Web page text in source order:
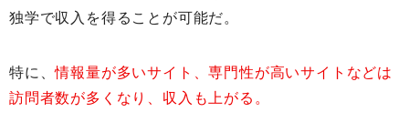
独学で収入を得ることが可能だ。
特に、情報量が多いサイト、専門性が高いサイトなどは
訪問者数が多くなり、収入も上がる。